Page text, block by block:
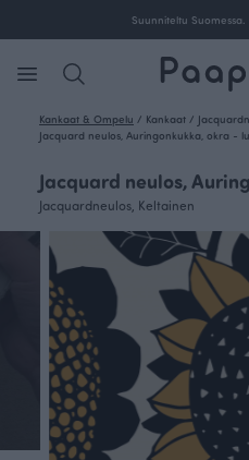
Suunniteltu
Kankaat & Ompelu / Kankaat /
Jacquard neulos, Auringonkukka, okra -
Jacquard neulos,
Jacquardneulos, Keltainen